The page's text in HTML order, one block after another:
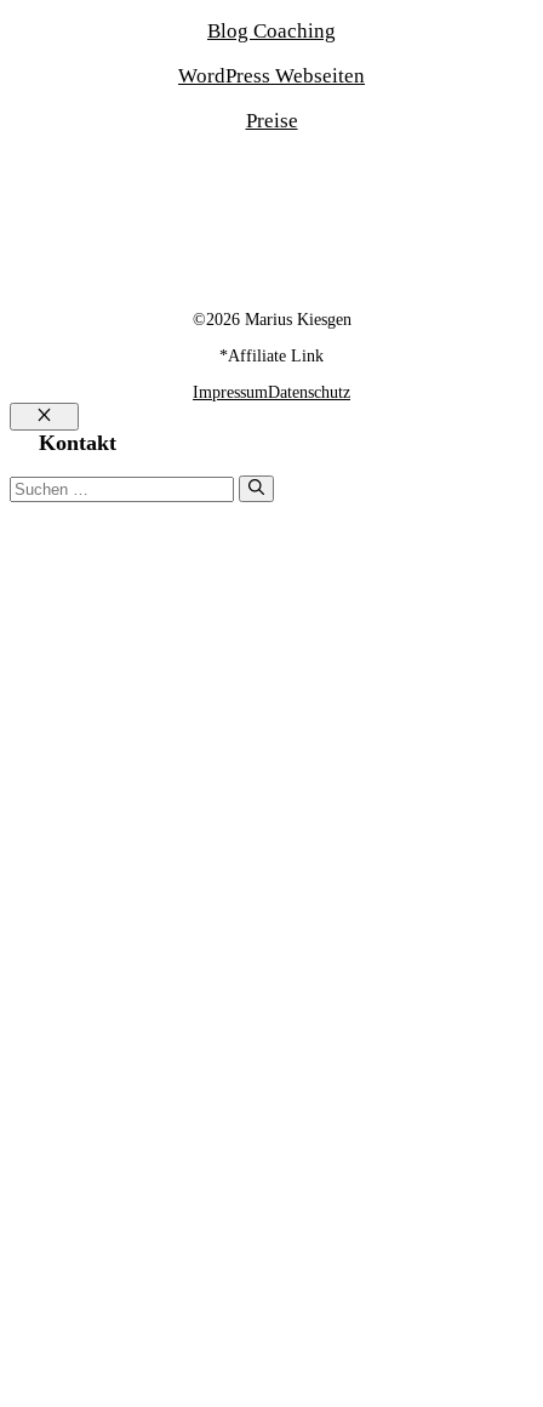
Blog Coaching
WordPress Webseiten
Preise
©2026 Marius Kiesgen
*Affiliate Link
ImpressumDatenschutz
Schließen
Kontakt
Suchen
nach: